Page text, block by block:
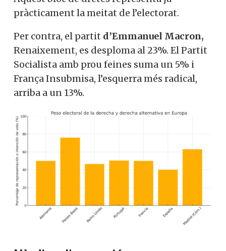
al 5%. Aquest bloc de dretes representa ja
pràcticament la meitat de l’electorat.
Per contra, el partit
d’Emmanuel Macron,
Renaixement, es desploma al 23%. El
Partit Socialista amb prou feines suma un
5% i França Insubmisa, l’esquerra més